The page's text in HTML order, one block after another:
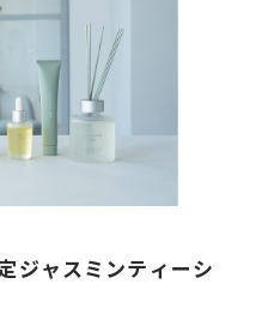
ャスミンティーシ